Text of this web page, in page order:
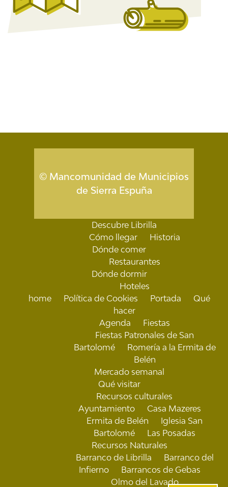
© Mancomunidad de Municipios
de Sierra Espuña
Descubre Librilla
Cómo llegar
Historia
Dónde comer
Restaurantes
Dónde dormir
Hoteles
home
Política de Cookies Portada
Qué
hacer
Agenda
Fiestas
Fiestas Patronales de San
Bartolomé
Romería a la Ermita de
Belén
Mercado semanal
Qué visitar
Recursos culturales
Ayuntamiento
Casa Mazeres
Ermita de Belén
Iglesia San
Bartolomé
Las Posadas
Recursos Naturales
Barranco de Librilla
Barranco del
Infierno
Barrancos de Gebas
Olmo del Lavado